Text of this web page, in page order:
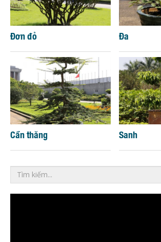
Đơn đỏ Đa
Cần thăng Sanh